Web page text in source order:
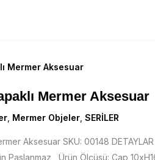
Mermer Aksesuar
Mermer Objeler SERİLER
Aksesuar SKU: 00148
Paslanmaz Ürün Ölçüsü: Çap